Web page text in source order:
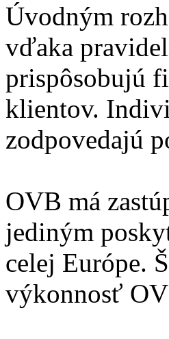
Úvodným
vďaka
prispôsobujú
klientov.
zodpovedajú
OVB má
jediným
celej Európe.
výkonnosť